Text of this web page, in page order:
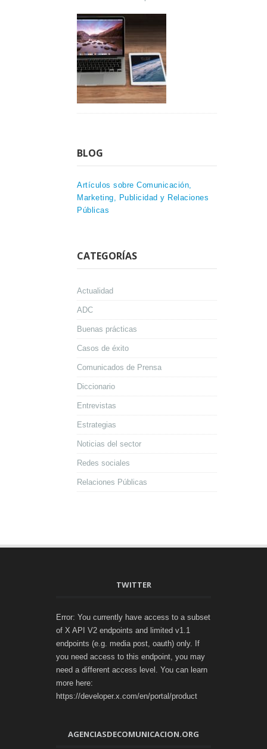
BLOG
Artículos sobre Comunicación,
Marketing, Publicidad y Relaciones
Públicas
CATEGORÍAS
Actualidad
ADC
Buenas prácticas
Casos de éxito
Comunicados de Prensa
Diccionario
Entrevistas
Estrategias
Noticias del sector
Redes sociales
Relaciones Públicas
TWITTER
Error: You currently have access to a subset
of X API V2 endpoints and limited v1.1
endpoints (e.g. media post, oauth) only. If
you need access to this endpoint, you may
need a different access level. You can learn
more here:
https://developer.x.com/en/portal/product
AGENCIASDECOMUNICACION.ORG